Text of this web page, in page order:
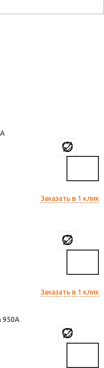
Заказать в 1 клик
Заказать в 1 клик
950